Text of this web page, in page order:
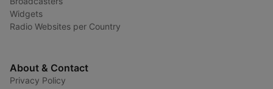
Widgets
Radio Websites per Country
About & Contact
Privacy Policy